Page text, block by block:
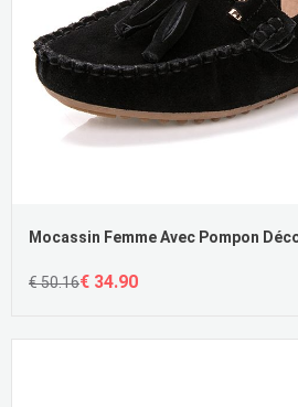
€ 50.16€ 34.90